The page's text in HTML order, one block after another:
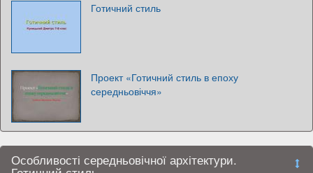
Готичний стиль
Проект «Готичний стиль в епоху
середньовіччя»
Особливості середньовічної архітектури.